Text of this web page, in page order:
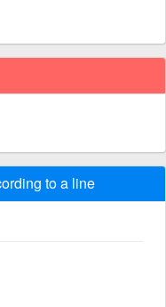
to a line